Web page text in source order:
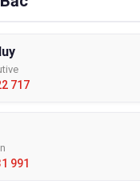
717
991